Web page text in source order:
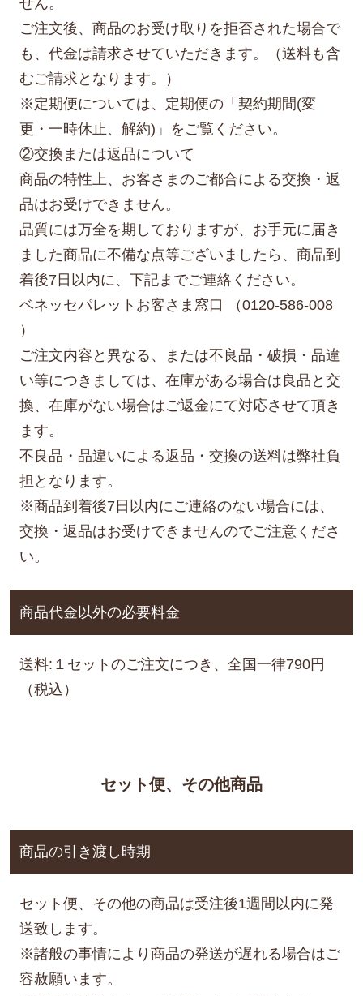
ご注文後、商品のお受け取りを拒否された場合で
も、代金は請求させていただきます。（送料も含
むご請求となります。）
※定期便については、定期便の「契約期間(変
更・一時休止、解約)」をご覧ください。
②交換または返品について
商品の特性上、お客さまのご都合による交換・返
品はお受けできません。
品質には万全を期しておりますが、お手元に届き
ました商品に不備な点等ございましたら、商品到
着後7日以内に、下記までご連絡ください。
ベネッセパレットお客さま窓口 （0120-586-008
）
ご注文内容と異なる、または不良品・破損・品違
い等につきましては、在庫がある場合は良品と交
換、在庫がない場合はご返金にて対応させて頂き
ます。
不良品・品違いによる返品・交換の送料は弊社負
担となります。
※商品到着後7日以内にご連絡のない場合には、
交換・返品はお受けできませんのでご注意くださ
い。
商品代金以外の必要料金
送料:１セットのご注文につき、全国一律790円
（税込）
セット便、その他商品
商品の引き渡し時期
セット便、その他の商品は受注後1週間以内に発
送致します。
※諸般の事情により商品の発送が遅れる場合はご
容赦願います。